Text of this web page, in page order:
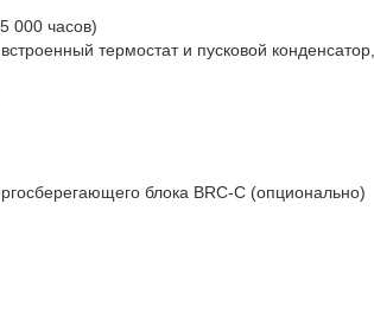
000 часов)
встроенный термостат и пусковой конденсатор
блока BRC-C (опционально)